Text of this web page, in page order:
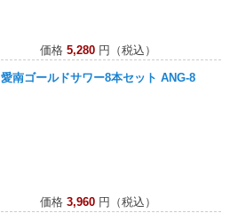
価格 5,280円（税込）
愛南ゴールドサワー8本セット ANG-8
価格 3,960円（税込）